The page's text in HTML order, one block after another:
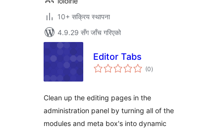
10+ सक्रिय स्थापना
4.9.29 सँग जाँच गरिएको
Editor Tabs
(0कुल
रेटिङ्गहरू
)
Clean up the editing pages in the
administration panel by turning all of the
modules and meta box's into dynamic